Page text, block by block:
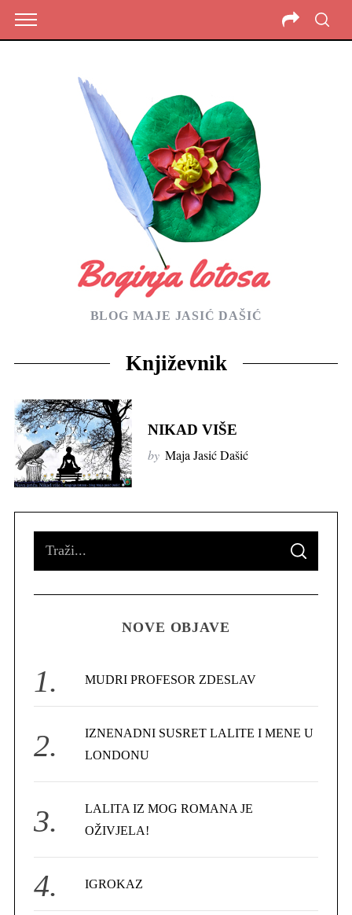
BLOG MAJE JASIĆ DAŠIĆ
Književnik
NIKAD VIŠE
by Maja Jasić Dašić
o
S
A
C
NOVE OBJAVE
MUDRI PROFESOR ZDESLAV
IZNENADNI SUSRET LALITE I MENE U
LONDONU
LALITA IZ MOG ROMANA JE
OŽIVJELA!
IGROKAZ